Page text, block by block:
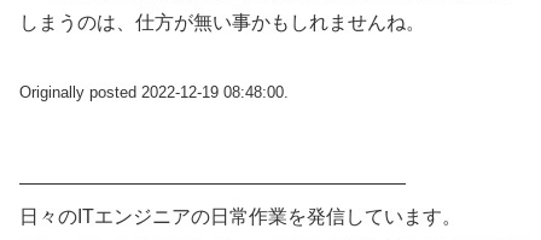
しまうのは、仕方が無い事かもしれませんね。
Originally posted 2022-12-19 08:48:00.
————————————————————
日々のITエンジニアの日常作業を発信しています。